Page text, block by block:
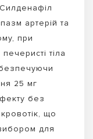
артерій та
при
тіла
25 мг
без
що
для